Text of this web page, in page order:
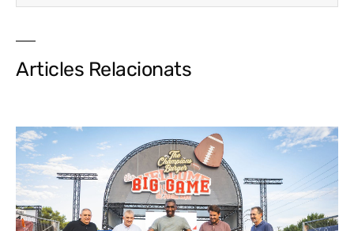
Articles Relacionats